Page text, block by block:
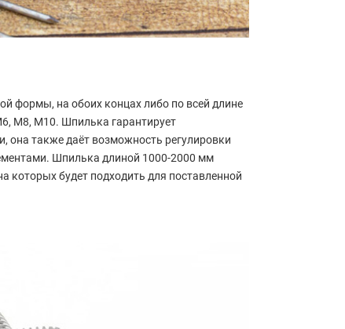
формы, на обоих концах либо по всей длине
М8, М10. Шпилька гарантирует
также даёт возможность регулировки
Шпилька длиной 1000-2000 мм
которых будет подходить для поставленной